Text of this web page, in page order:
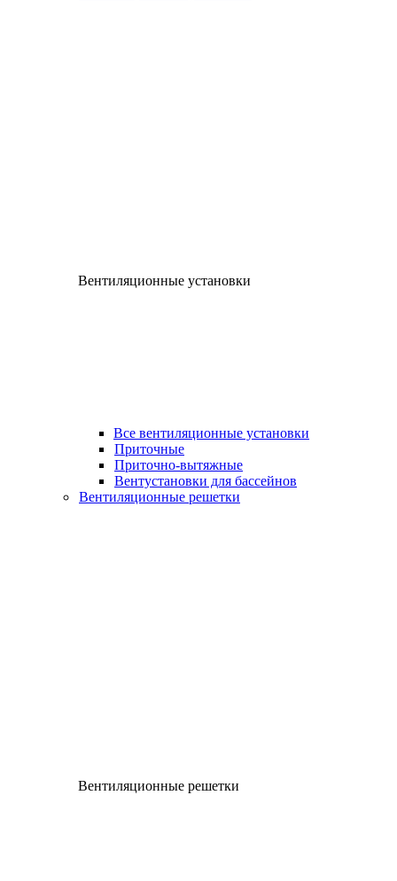
Вентиляционные установки
Все вентиляционные установки
Приточные
Приточно-вытяжные
Вентустановки для бассейнов
Вентиляционные решетки
Вентиляционные решетки